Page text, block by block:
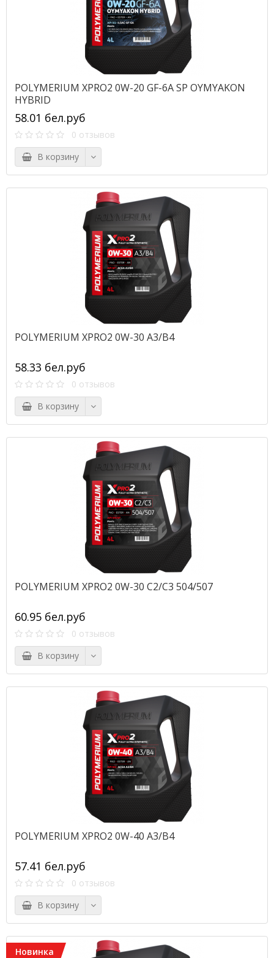
POLYMERIUM XPRO2 0W-20 GF-6A SP OYMYAKON
HYBRID
58.01 бел.руб
0 отзывов
В корзину
POLYMERIUM XPRO2 0W-30 A3/B4
58.33 бел.руб
0 отзывов
В корзину
POLYMERIUM XPRO2 0W-30 C2/C3 504/507
60.95 бел.руб
0 отзывов
В корзину
POLYMERIUM XPRO2 0W-40 A3/B4
57.41 бел.руб
0 отзывов
В корзину
Новинка